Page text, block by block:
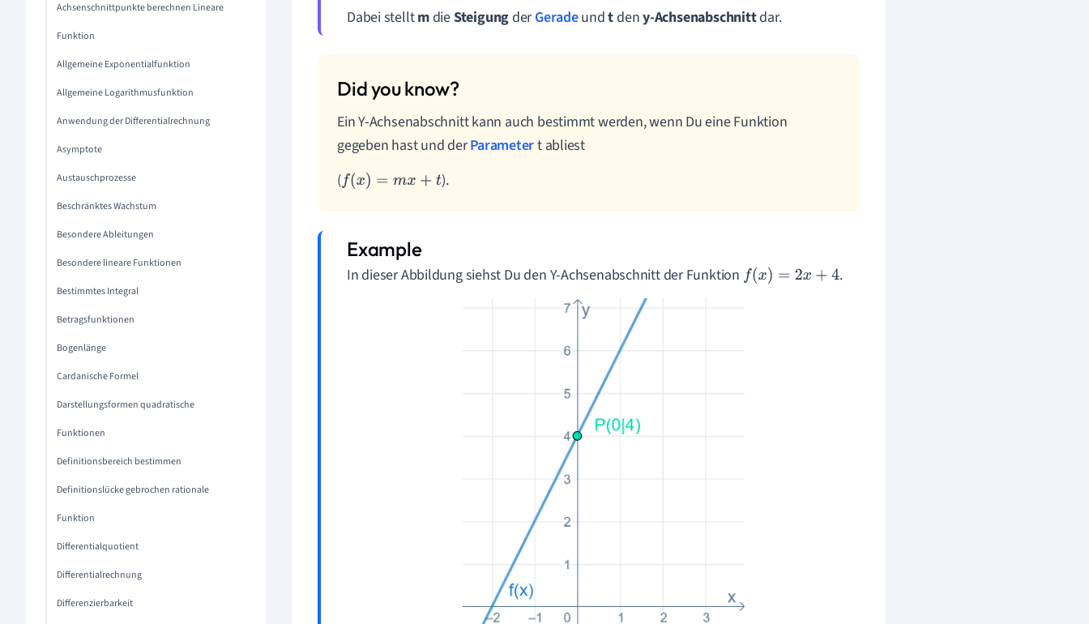
Achsenschnittpunkte berechnen Lineare
Funktion
Allgemeine Exponentialfunktion
Allgemeine Logarithmusfunktion
Anwendung der Differentialrechnung
Asymptote
Austauschprozesse
Beschränktes Wachstum
Besondere Ableitungen
Besondere lineare Funktionen
Bestimmtes Integral
Betragsfunktionen
Bogenlänge
Cardanische Formel
Darstellungsformen quadratische
Funktionen
Definitionsbereich bestimmen
Definitionslücke gebrochen rationale
Funktion
Differentialquotient
Differentialrechnung
Differenzierbarkeit
Dabei stelltmdieSteigungderGeradeundtdeny-Achsenabschnittdar.
Ein Y-Achsenabschnitt kann auch bestimmt werden, wenn Du eine Funktion
gegeben hast und derParametert abliest
(f(x)=mx+ t ).
In dieser Abbildung siehst Du den Y-Achsenabschnitt der Funktion f(x)=2 x+4 .